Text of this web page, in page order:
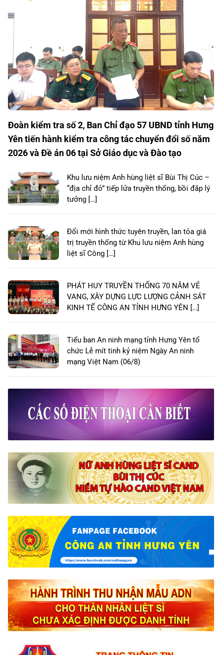
Đoàn kiểm tra số 2, Ban Chỉ đạo 57 UBND tỉnh Hưng
Yên tiến hành kiểm tra công tác chuyển đổi số năm
2026 và Đề án 06 tại Sở Giáo dục và Đào tạo
Khu lưu niệm Anh hùng liệt sĩ Bùi Thị Cúc –
“địa chỉ đỏ” tiếp lửa truyền thống, bồi đắp lý
tưởng […]
Đổi mới hình thức tuyên truyền, lan tỏa giá
trị truyền thống từ Khu lưu niệm Anh hùng
liệt sĩ Công […]
PHÁT HUY TRUYỀN THỐNG 70 NĂM VẺ
VANG, XÂY DỰNG LỰC LƯỢNG CẢNH SÁT
KINH TẾ CÔNG AN TỈNH HƯNG YÊN […]
Tiểu ban An ninh mạng tỉnh Hưng Yên tổ
chức Lễ mít tinh kỷ niệm Ngày An ninh
mạng Việt Nam (06/8)